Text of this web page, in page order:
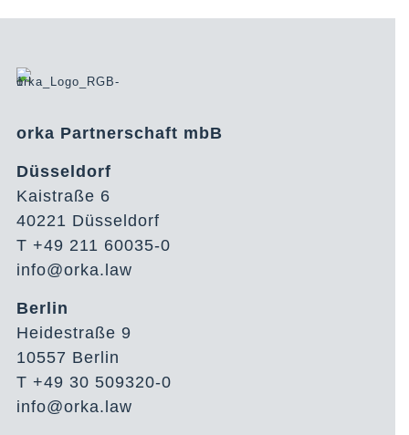
orka Partnerschaft mbB
Düsseldorf
Kaistraße 6
40221 Düsseldorf
T +49 211 60035-0
info@orka.law
Berlin
Heidestraße 9
10557 Berlin
T +49 30 509320-0
info@orka.law